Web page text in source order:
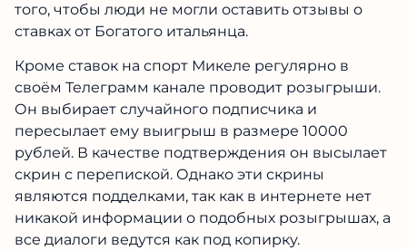
того, чтобы люди не могли оставить отзывы о
ставках от Богатого итальянца.
Кроме ставок на спорт Микеле регулярно в
своём Телеграмм канале проводит розыгрыши.
Он выбирает случайного подписчика и
пересылает ему выигрыш в размере 10000
рублей. В качестве подтверждения он высылает
скрин с перепиской. Однако эти скрины
являются подделками, так как в интернете нет
никакой информации о подобных розыгрышах, а
все диалоги ведутся как под копирку.